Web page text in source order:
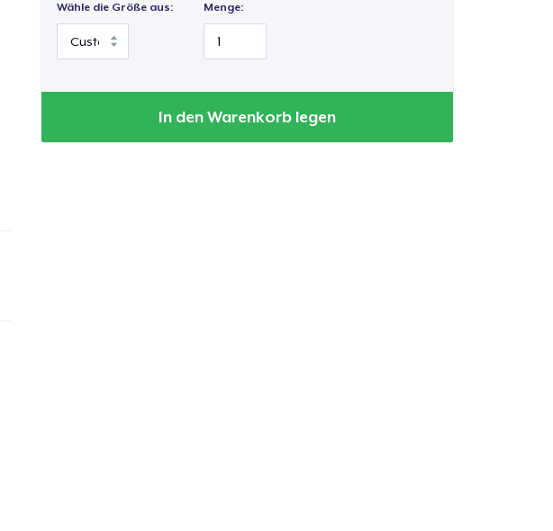
Wähle die Größe aus: Menge:
In den Warenkorb legen